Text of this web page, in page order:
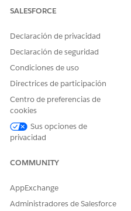
NOTAPara ver el gráfico de
debe tener acceso de
de contacto y Participante de
Desde el Iniciador de
Seleccione una cuenta
El diagrama de arco
contactos.
SALESFORCE
Declaración de privacidad
Declaración de seguridad
Condiciones de uso
Directrices de participación
Centro de preferencias de
cookies
Sus opciones de
privacidad
COMMUNITY
AppExchange
Administradores de Salesforce